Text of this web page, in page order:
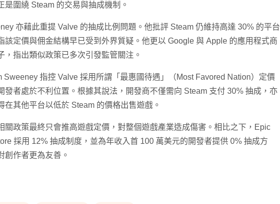
是圍繞 Steam 的交易與抽成機制。
亦藉此重提 Valve 的抽成比例問題。他批評 Steam 仍維持高達 30% 的平台
該定價與佣金結構早已受到外界質疑。他更以 Google 與 Apple 的應用程式商
，指出類似政策已多次引發監管關注。
Sweeney 指控 Valve 採用所謂「最惠國待遇」（Most Favored Nation）定價
發者處於不利位置。根據其說法，開發商不僅需向 Steam 支付 30% 抽成，亦
在其他平台以低於 Steam 的價格出售遊戲。
關政策最終只會推高遊戲定價，對整個遊戲產業造成傷害。相比之下，Epic
採用 12% 抽成制度，並為年收入首 100 萬美元的開發者提供 0% 抽成方
創作者更為友善。